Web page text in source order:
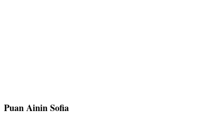
Puan Ainin Sofia